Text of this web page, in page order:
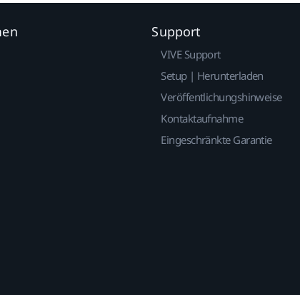
Support
VIVE Support
Setup | Herunterladen
Veröffentlichungshinweise
Kontaktaufnahme
Eingeschränkte Garantie